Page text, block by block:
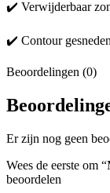
✔️ Verwijderbaar
✔️ Contour
Beoordelingen (0)
Er zijn nog geen
Wees de eerste om
beoordelen